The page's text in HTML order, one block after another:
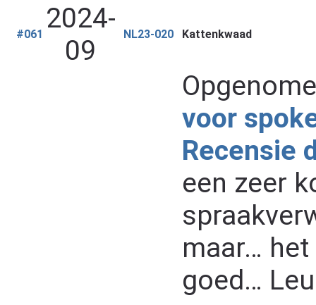
#061 2024-
09
NL23-020 Kattenkwaad
voor
Recensie
een zeer
maar…
goed…